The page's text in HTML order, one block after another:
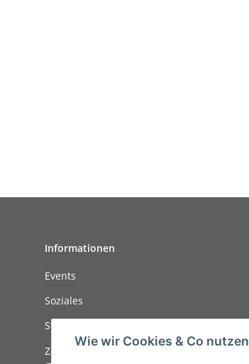
Informationen
Events
Soziales
Stellenanzeigen
Zahlungsmöglichkeiten
Wie wir Cookies & Co nutzen